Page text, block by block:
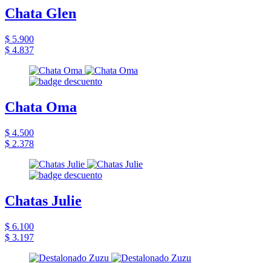
Chata Glen
$ 5.900
$ 4.837
Chata Oma
$ 4.500
$ 2.378
Chatas Julie
$ 6.100
$ 3.197